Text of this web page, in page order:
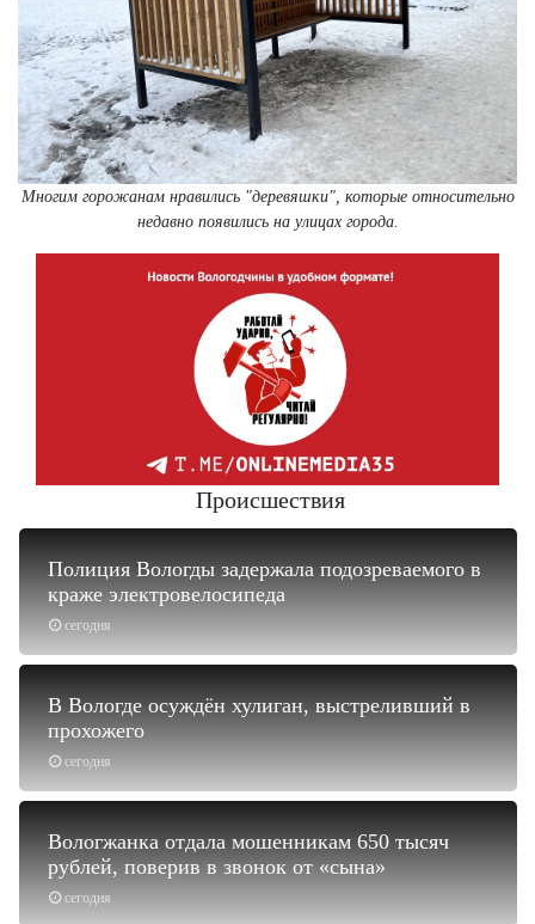
Многим горожанам нравились "деревяшки", которые относительно
недавно появились на улицах города.
Происшествия
сегодня
Полиция Вологды задержала подозреваемого в
краже электровелосипеда
сегодня
В Вологде осуждён хулиган, выстреливший в
прохожего
сегодня
Вологжанка отдала мошенникам 650 тысяч
рублей, поверив в звонок от «сына»